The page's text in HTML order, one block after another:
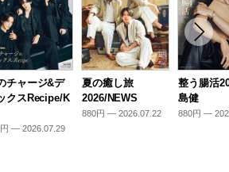
チャージ&デ
クスRecipe/K
— 2026.07.29
夏の癒し旅
2026/NEWS
880円 — 2026.07.22
整う腸活
島健
880円 —